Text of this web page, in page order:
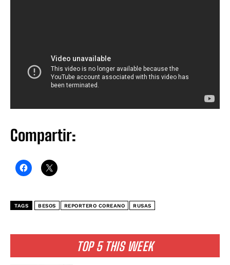
TOP 5 THIS WEEK
Compartir:
TAGS BESOS REPORTERO COREANO RUSAS